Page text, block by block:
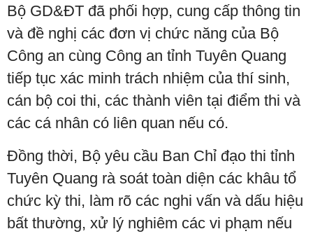
Bộ GD&ĐT đã phối hợp, cung cấp thông tin
và đề nghị các đơn vị chức năng của Bộ
Công an cùng Công an tỉnh Tuyên Quang
tiếp tục xác minh trách nhiệm của thí sinh,
cán bộ coi thi, các thành viên tại điểm thi và
các cá nhân có liên quan nếu có.
Đồng thời, Bộ yêu cầu Ban Chỉ đạo thi tỉnh
Tuyên Quang rà soát toàn diện các khâu tổ
chức kỳ thi, làm rõ các nghi vấn và dấu hiệu
bất thường, xử lý nghiêm các vi phạm nếu